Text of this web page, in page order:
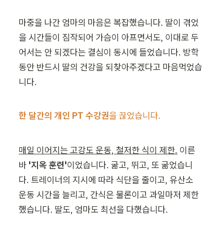
마중을 나간 엄마의 마음은 복잡했습니다. 딸이 겪었
을 시간들이 짐작되어 가슴이 아프면서도, 이대로 두
어서는 안 되겠다는 결심이 동시에 들었습니다. 방학
동안 반드시 딸의 건강을 되찾아주겠다고 마음먹었습
니다.
한 달간의 개인 PT 수강권을 끊었습니다.
매일 이어지는 고강도 운동, 철저한 식이 제한. 이른
바 '지옥 훈련'이었습니다. 굶고, 뛰고, 또 굶었습니
다. 트레이너의 지시에 따라 식단을 줄이고, 유산소
운동 시간을 늘리고, 간식은 물론이고 과일마저 제한
했습니다. 딸도, 엄마도 최선을 다했습니다.